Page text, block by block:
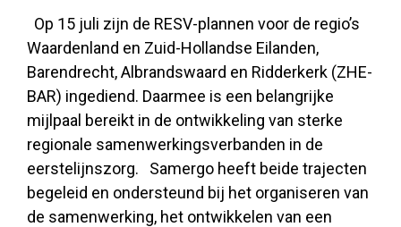
Op 15 juli zijn de RESV-plannen voor de regio’s
Waardenland en Zuid-Hollandse Eilanden,
Barendrecht, Albrandswaard en Ridderkerk (ZHE-
BAR) ingediend. Daarmee is een belangrijke
mijlpaal bereikt in de ontwikkeling van sterke
regionale samenwerkingsverbanden in de
eerstelijnszorg. Samergo heeft beide trajecten
begeleid en ondersteund bij het organiseren van
de samenwerking, het ontwikkelen van een